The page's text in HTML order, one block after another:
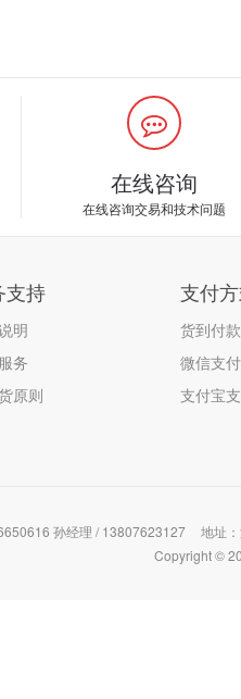
在线咨询
在线咨询交易和技术问题
支持
明
务
原则
支付
货到付款
微信支付
支付宝
孙经理 / 13807623127
地址
Copyright ©